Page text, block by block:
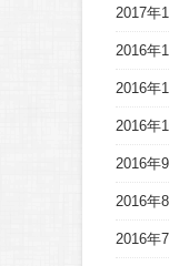
2017年
2016年
2016年
2016年
2016年
2016年
2016年